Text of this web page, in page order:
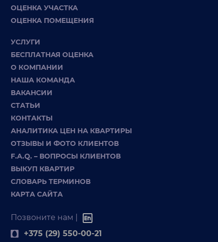
ОЦЕНКА УЧАСТКА
ОЦЕНКА ПОМЕЩЕНИЯ
УСЛУГИ
БЕСПЛАТНАЯ ОЦЕНКА
О КОМПАНИИ
НАША КОМАНДА
ВАКАНСИИ
СТАТЬИ
КОНТАКТЫ
АНАЛИТИКА ЦЕН НА КВАРТИРЫ
ОТЗЫВЫ И ФОТО КЛИЕНТОВ
F.A.Q. – ВОПРОСЫ КЛИЕНТОВ
ВЫКУП КВАРТИР
СЛОВАРЬ ТЕРМИНОВ
КАРТА САЙТА
Позвоните нам |
+375 (29) 550-00-21